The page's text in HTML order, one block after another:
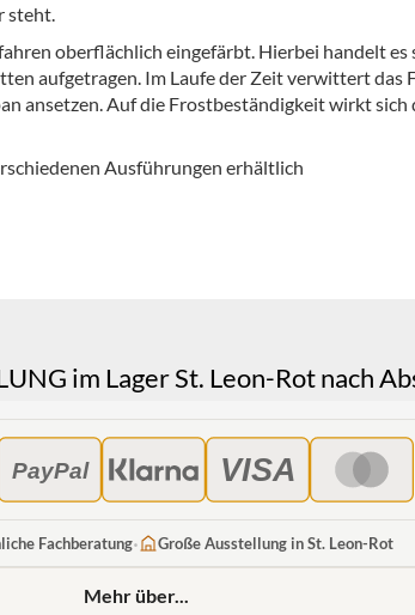
steht.
oberflächlich eingefärbt. Hierbei handelt es
aufgetragen. Im Laufe der Zeit verwittert das
ansetzen. Auf die Frostbeständigkeit wirkt sich
Ausführungen erhältlich
im Lager St. Leon-Rot nach
PayPal VISA
Fachberatung· Große Ausstellung in St. Leon-Rot
Mehr über...